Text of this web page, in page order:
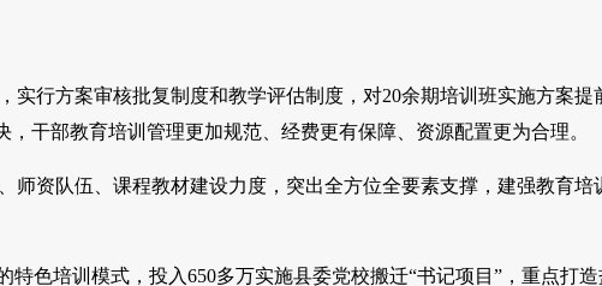
行方案审核批复制度和教学评估制度，对20余期培训班实施方案提
干部教育培训管理更加规范、经费更有保障、资源配置更为合理。
资队伍、课程教材建设力度，突出全方位全要素支撑，建强教育培
培训模式，投入650多万实施县委党校搬迁“书记项目”，重点打